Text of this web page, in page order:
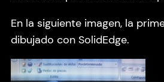
En la siguiente imagen, la
dibujado con SolidEdge.